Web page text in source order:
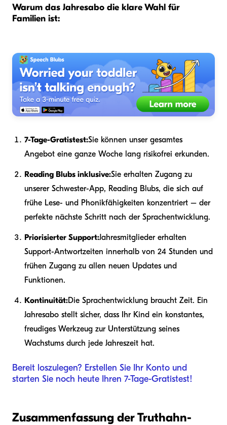
Warum das Jahresabo die klare Wahl für
Familien ist:
7-Tage-Gratistest:Sie können unser gesamtes
Angebot eine ganze Woche lang risikofrei erkunden.
Reading Blubs inklusive:Sie erhalten Zugang zu
unserer Schwester-App, Reading Blubs, die sich auf
frühe Lese- und Phonikfähigkeiten konzentriert – der
perfekte nächste Schritt nach der Sprachentwicklung.
Priorisierter Support:Jahresmitglieder erhalten
Support-Antwortzeiten innerhalb von 24 Stunden und
frühen Zugang zu allen neuen Updates und
Funktionen.
Kontinuität:Die Sprachentwicklung braucht Zeit. Ein
Jahresabo stellt sicher, dass Ihr Kind ein konstantes,
freudiges Werkzeug zur Unterstützung seines
Wachstums durch jede Jahreszeit hat.
Bereit loszulegen? Erstellen Sie Ihr Konto und
starten Sie noch heute Ihren 7-Tage-Gratistest!
Zusammenfassung der Truthahn-